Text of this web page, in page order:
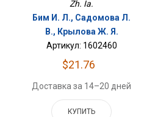
Zh. Ia.
Бим И. Л., Садомова Л.
В., Крылова Ж. Я.
Артикул: 1602460
$21.76
Доставка за 14–20 дней
КУПИТЬ